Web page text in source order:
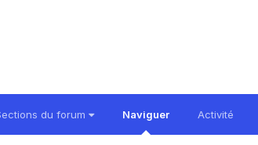
du forum Naviguer Activité